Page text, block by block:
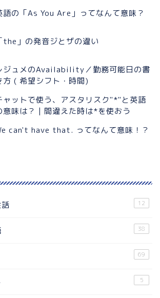
語の「As You Are」ってなんて意味？
the」の発音ジとザの違い
ジュメのAvailability／勤務可能日の書
方 ( 希望シフト・時間)
ャットで使う、アスタリスク"*"と英語
意味は？ | 間違えた時は*を使おう
can't have that. ってなんて意味！？
12
38
69
5